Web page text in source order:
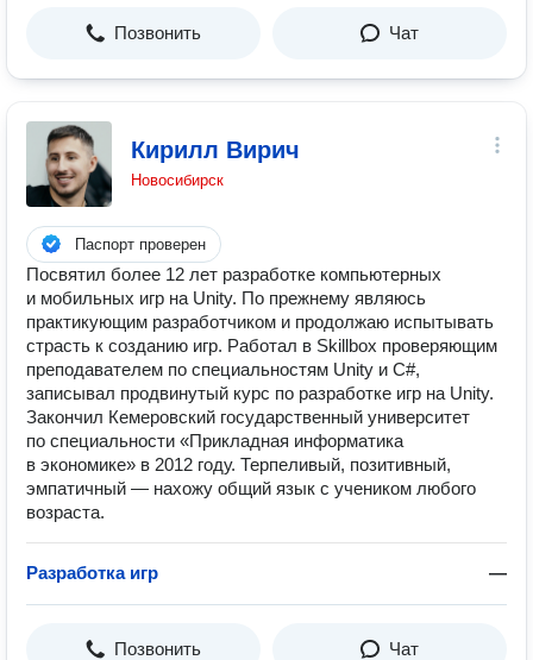
Позвонить Чат
Кирилл Вирич
Новосибирск
Паспорт проверен
Посвятил более 12 лет разработке компьютерных
и мобильных игр на Unity. По прежнему являюсь
практикующим разработчиком и продолжаю испытывать
страсть к созданию игр. Работал в Skillbox проверяющим
преподавателем по специальностям Unity и C#,
записывал продвинутый курс по разработке игр на Unity.
Закончил Кемеровский государственный университет
по специальности «Прикладная информатика
в экономике» в 2012 году. Терпеливый, позитивный,
эмпатичный — нахожу общий язык с учеником любого
возраста.
Разработка игр —
Позвонить Чат